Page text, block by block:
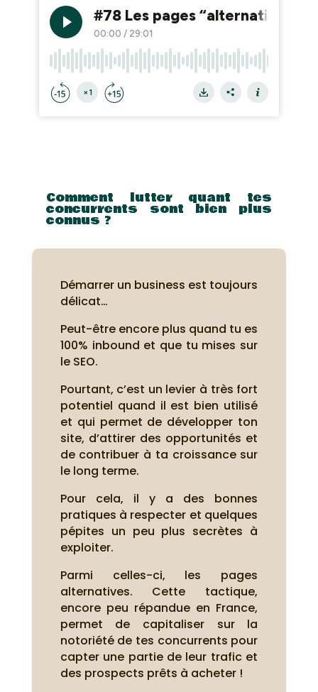
Comment lutter quant tes
concurrents sont bien plus
connus ?
Démarrer un business est toujours
délicat…
Peut-être encore plus quand tu es
100% inbound et que tu mises sur
le SEO.
Pourtant, c’est un levier à très fort
potentiel quand il est bien utilisé
et qui permet de développer ton
site, d’attirer des opportunités et
de contribuer à ta croissance sur
le long terme.
Pour cela, il y a des bonnes
pratiques à respecter et quelques
pépites un peu plus secrètes à
exploiter.
Parmi celles-ci, les pages
alternatives. Cette tactique,
encore peu répandue en France,
permet de capitaliser sur la
notoriété de tes concurrents pour
capter une partie de leur trafic et
des prospects prêts à acheter !